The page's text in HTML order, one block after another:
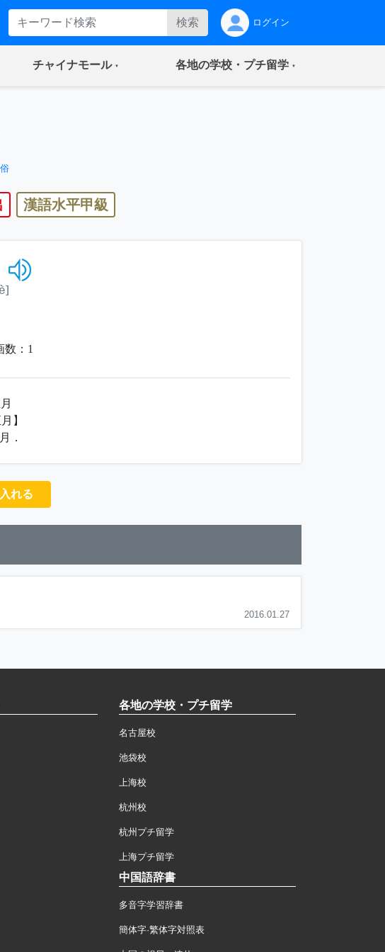
検索 ログイン
チャイナモール(current) 各地の学校・プチ留学(current)
漢語水平甲級
数： 1
】
．
れる
2016.01.27
各地の学校・プチ留学
名古屋校
池袋校
上海校
杭州校
杭州プチ留学
上海プチ留学
中国語辞書
多音字学習辞書
簡体字·繁体字対照表